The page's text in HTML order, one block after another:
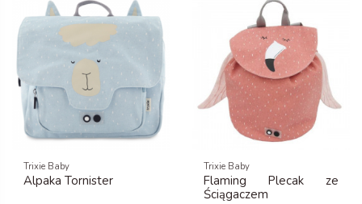
Trixie Baby
Alpaka Tornister
Trixie Baby
Flaming Plecak ze
Ściągaczem